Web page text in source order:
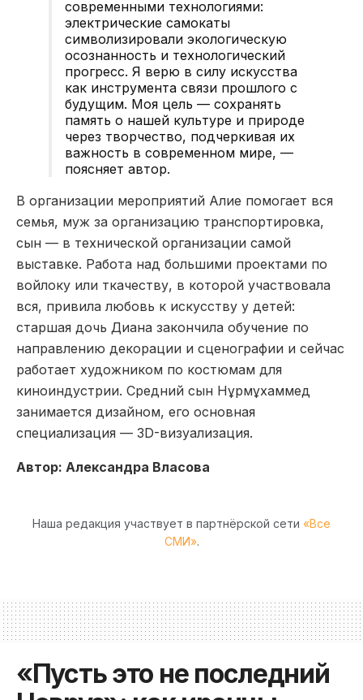
современными технологиями:
электрические самокаты
символизировали экологическую
осознанность и технологический
прогресс. Я верю в силу искусства
как инструмента связи прошлого с
будущим. Моя цель — сохранять
память о нашей культуре и природе
через творчество, подчеркивая их
важность в современном мире, —
поясняет автор.
В организации мероприятий Алие помогает вся
семья, муж за организацию транспортировка,
сын — в технической организации самой
выставке. Работа над большими проектами по
войлоку или ткачеству, в которой участвовала
вся, привила любовь к искусству у детей:
старшая дочь Диана закончила обучение по
направлению декорации и сценографии и сейчас
работает художником по костюмам для
киноиндустрии. Средний сын Нұрмұхаммед
занимается дизайном, его основная
специализация — 3D-визуализация.
Автор: Александра Власова
Наша редакция участвует в партнёрской сети «Все
СМИ».
«Пусть это не последний